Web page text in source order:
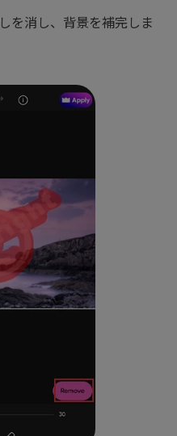
を消し、背景を補完しま